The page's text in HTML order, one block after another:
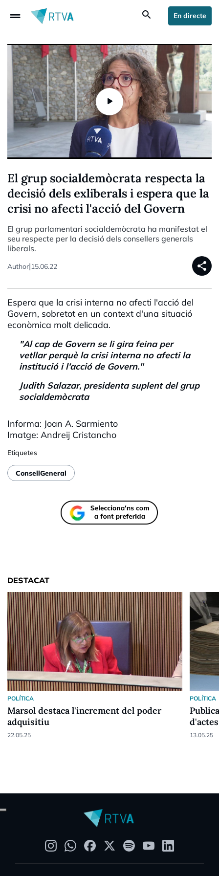
drag_handle search En directe
El grup socialdemòcrata respecta la
decisió dels exliberals i espera que la
crisi no afecti l'acció del Govern
El grup parlamentari socialdemòcrata ha manifestat el
seu respecte per la decisió dels consellers generals
liberals.
Author|15.06.22 share
Espera que la crisi interna no afecti l'acció del
Govern, sobretot en un context d'una situació
econòmica molt delicada.
"Al cap de Govern se li gira feina per
vetllar perquè la crisi interna no afecti la
institució i l'acció de Govern."
Judith Salazar, presidenta suplent del grup
socialdemòcrata
Informa: Joan A. Sarmiento
Imatge: Andreij Cristancho
Etiquetes
ConsellGeneral
DESTACAT
POLÍTICA
Marsol destaca l'increment del poder
adquisitiu
22.05.25
POLÍTICA
13.05.25